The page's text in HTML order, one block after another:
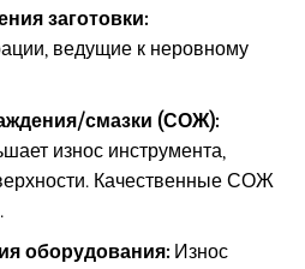
заготовки:
ведущие к неровному
смазки (СОЖ):
износ инструмента,
Качественные СОЖ
оборудования:Износ